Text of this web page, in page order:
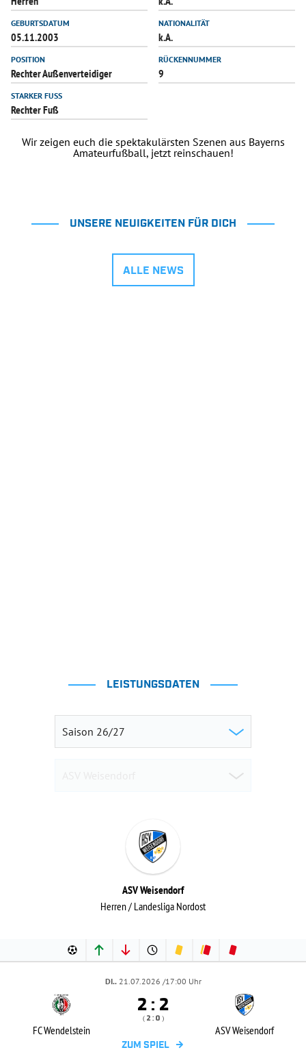
SPIELPLUS
GEBURTSDATUM
05.11.2003
NATIONALITÄT
k.A.
POSITION
Rechter Außenverteidiger
RÜCKENNUMMER
9
STARKER FUSS
Rechter Fuß
Wir zeigen euch die spektakulärsten Szenen aus Bayerns
Amateurfußball, jetzt reinschauen!
UNSERE NEUIGKEITEN FÜR DICH
ALLE NEWS
LEISTUNGSDATEN
ASV Weisendorf
Herren / Landesliga Nordost
DI.. 21.07.2026 /17:00 Uhr
FC Wendelstein
 : 
(  :  )
ASV Weisendorf
ZUM SPIEL